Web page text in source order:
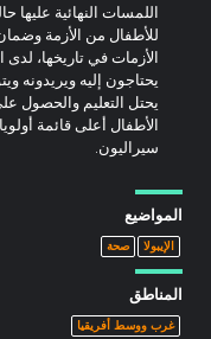
اللمسات النهائية عليها
للأطفال من الأزمة
الأزمات في تاريخها،
يحتاجون إليه ويريدونه
يحتل التعليم والحصول
الأطفال أعلى قائمة
سيراليون.
المواضيع
الإيبولا صحة
المناطق
غرب ووسط أفريقيا